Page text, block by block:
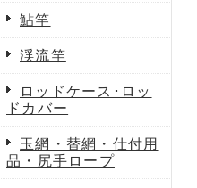
鮎竿
渓流竿
ロッドケース･ロッ
ドカバー
玉網・替網・仕付用
品・尻手ロープ